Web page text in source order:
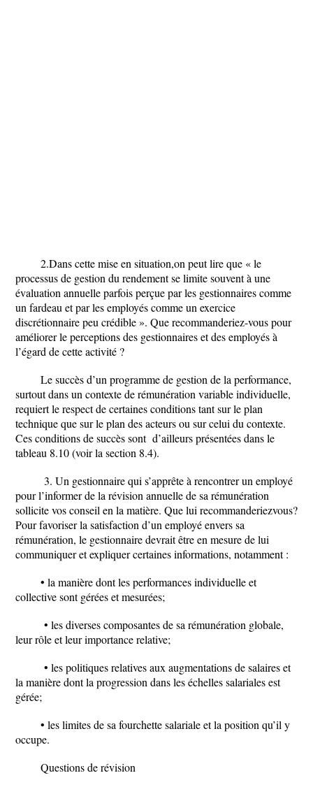
2.Dans cette mise en situation,on peut lire que « le
processus de gestion du rendement se limite souvent à une
évaluation annuelle parfois perçue par les gestionnaires comme
un fardeau et par les employés comme un exercice
discrétionnaire peu crédible ». Que recommanderiez-vous pour
améliorer le perceptions des gestionnaires et des employés à
l’égard de cette activité ?
Le succès d’un programme de gestion de la performance,
surtout dans un contexte de rémunération variable individuelle,
requiert le respect de certaines conditions tant sur le plan
technique que sur le plan des acteurs ou sur celui du contexte.
Ces conditions de succès sont d’ailleurs présentées dans le
tableau 8.10 (voir la section 8.4).
3. Un gestionnaire qui s’apprête à rencontrer un employé
pour l’informer de la révision annuelle de sa rémunération
sollicite vos conseil en la matière. Que lui recommanderiezvous?
Pour favoriser la satisfaction d’un employé envers sa
rémunération, le gestionnaire devrait être en mesure de lui
communiquer et expliquer certaines informations, notamment :
• la manière dont les performances individuelle et
collective sont gérées et mesurées;
• les diverses composantes de sa rémunération globale,
leur rôle et leur importance relative;
• les politiques relatives aux augmentations de salaires et
la manière dont la progression dans les échelles salariales est
gérée;
• les limites de sa fourchette salariale et la position qu’il y
occupe.
Questions de révision